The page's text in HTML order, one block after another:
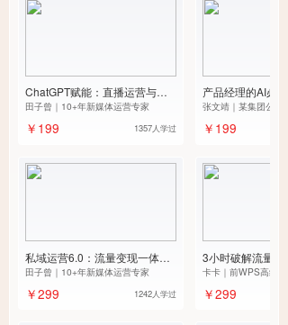
ChatGPT赋能：直播运营与私
域营销的AI应用实战
田子曾｜10+年新媒体运营专家
￥199 1357人学过
产品经理的AI必修
张文靖｜某集团公司
￥199
私域运营6.0：流量变现一体化
裂变营销系统详解
田子曾｜10+年新媒体运营专家
￥299 1242人学过
3小时破解流量变
策略实战课
卡卡｜前WPS高级产
￥299